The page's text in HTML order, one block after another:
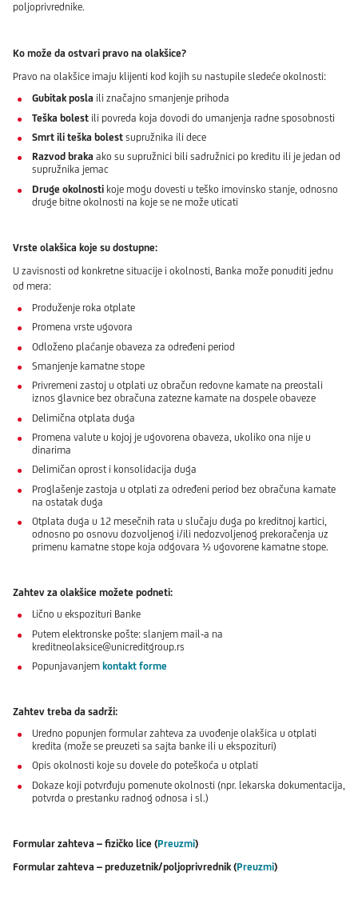
poljoprivrednike.
Ko može da ostvari pravo na olakšice?
Pravo na olakšice imaju klijenti kod kojih su nastupile sledeće okolnosti:
Gubitak posla ili značajno smanjenje prihoda
Teška bolest ili povreda koja dovodi do umanjenja radne sposobnosti
Smrt ili teška bolest supružnika ili dece
Razvod braka ako su supružnici bili sadružnici po kreditu ili je jedan od
supružnika jemac
Druge okolnosti koje mogu dovesti u teško imovinsko stanje, odnosno
druge bitne okolnosti na koje se ne može uticati
Vrste olakšica koje su dostupne:
U zavisnosti od konkretne situacije i okolnosti, Banka može ponuditi jednu
od mera:
Produženje roka otplate
Promena vrste ugovora
Odloženo plaćanje obaveza za određeni period
Smanjenje kamatne stope
Privremeni zastoj u otplati uz obračun redovne kamate na preostali
iznos glavnice bez obračuna zatezne kamate na dospele obaveze
Delimična otplata duga
Promena valute u kojoj je ugovorena obaveza, ukoliko ona nije u
dinarima
Delimičan oprost i konsolidacija duga
Proglašenje zastoja u otplati za određeni period bez obračuna kamate
na ostatak duga
Otplata duga u 12 mesečnih rata u slučaju duga po kreditnoj kartici,
odnosno po osnovu dozvoljenog i/ili nedozvoljenog prekoračenja uz
primenu kamatne stope koja odgovara ½ ugovorene kamatne stope.
Zahtev za olakšice možete podneti:
Lično u ekspozituri Banke
Putem elektronske pošte: slanjem mail-a na
kreditneolaksice@unicreditgroup.rs
Popunjavanjem kontakt forme
Zahtev treba da sadrži:
Uredno popunjen formular zahteva za uvođenje olakšica u otplati
kredita (može se preuzeti sa sajta banke ili u ekspozituri)
Opis okolnosti koje su dovele do poteškoća u otplati
Dokaze koji potvrđuju pomenute okolnosti (npr. lekarska dokumentacija,
potvrda o prestanku radnog odnosa i sl.)
Formular zahteva – fizičko lice (Preuzmi)
Formular zahteva – preduzetnik/poljoprivrednik (Preuzmi)